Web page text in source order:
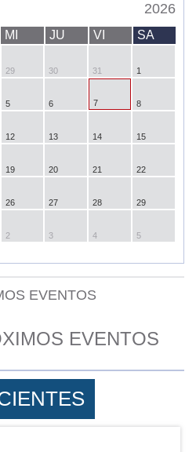
2026
MI JU VI SA
29 30 31 1
5 6 7 8
12 13 14 15
19 20 21 22
26 27 28 29
2 3 4 5
EVENTOS
EVENTOS